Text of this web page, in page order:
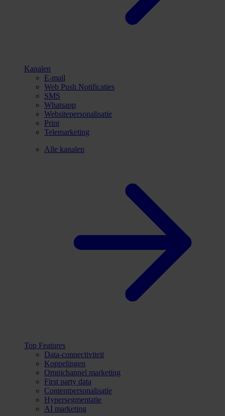
Kanalen
E-mail
Web Push Notificaties
SMS
Whatsapp
Websitepersonalisatie
Print
Telemarketing
Alle kanalen
Top Features
Data-connectiviteit
Koppelingen
Omnichannel marketing
First party data
Contentpersonalisatie
Hypersegmentatie
AI marketing